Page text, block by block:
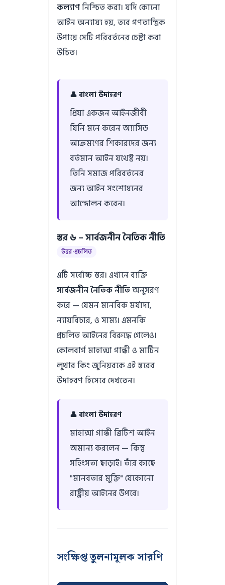
কল্যাণনিশ্চিত করা। যদি কোনো
আইন অন্যায্য হয়, তবে গণতান্ত্রিক
উপায়ে সেটি পরিবর্তনের চেষ্টা করা
উচিত।
👤 বাংলা উদাহরণ
প্রিয়া একজন আইনজীবী
যিনি মনে করেন অ্যাসিড
আক্রমণের শিকারদের জন্য
বর্তমান আইন যথেষ্ট নয়।
তিনি সমাজ পরিবর্তনের
জন্য আইন সংশোধনের
আন্দোলন করেন।
স্তর ৬ – সার্বজনীন নৈতিক নীতি
উত্তর-প্রচলিত
এটি সর্বোচ্চ স্তর। এখানে ব্যক্তি
সার্বজনীন নৈতিক নীতিঅনুসরণ
করে — যেমন মানবিক মর্যাদা,
ন্যায়বিচার, ও সাম্য। এমনকি
প্রচলিত আইনের বিরুদ্ধে গেলেও।
কোলবার্গ মাহাত্মা গান্ধী ও মার্টিন
লুথার কিং জুনিয়রকে এই স্তরের
উদাহরণ হিসেবে দেখতেন।
👤 বাংলা উদাহরণ
মাহাত্মা গান্ধী ব্রিটিশ আইন
অমান্য করলেন — কিন্তু
সহিংসতা ছাড়াই। তাঁর কাছে
"মানবতার মুক্তি" যেকোনো
রাষ্ট্রীয় আইনের উপরে।
সংক্ষিপ্ত তুলনামূলক সারণি